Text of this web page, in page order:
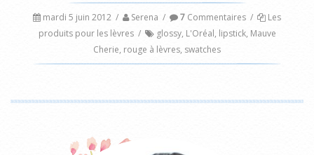
mardi 5 juin 2012 / Serena / 7 Commentaires /
Les
produits pour les lèvres / glossy, L'Oréal, lipstick, Mauve
Cherie, rouge à lèvres, swatches